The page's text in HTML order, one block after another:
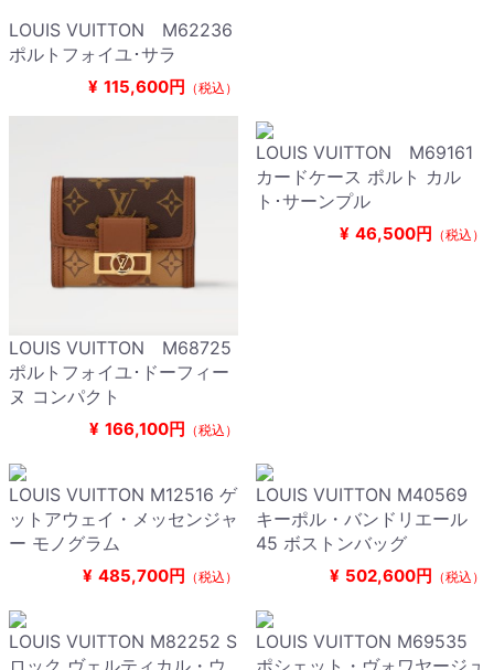
LOUIS VUITTON M62236
ポルトフォイユ･サラ
¥ 115,600円 （税込）
LOUIS VUITTON M68725
ポルトフォイユ･ドーフィー
ヌ コンパクト
¥ 166,100円 （税込）
LOUIS VUITTON M69161
カードケース ポルト カル
ト･サーンプル
¥ 46,500円 （税込）
LOUIS VUITTON M12516 ゲ
ットアウェイ・メッセンジャ
ー モノグラム
¥ 485,700円 （税込）
LOUIS VUITTON M40569
キーポル・バンドリエール
45 ボストンバッグ
¥ 502,600円 （税込）
LOUIS VUITTON M82252 S
LOUIS VUITTON M69535